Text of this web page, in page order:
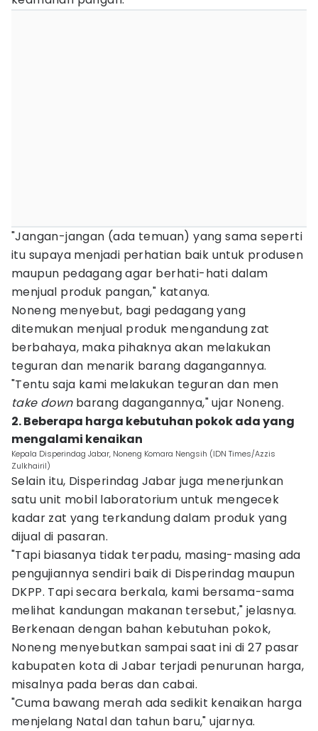
"Jangan-jangan (ada temuan) yang sama seperti
itu supaya menjadi perhatian baik untuk produsen
maupun pedagang agar berhati-hati dalam
menjual produk pangan," katanya.
Noneng menyebut, bagi pedagang yang
ditemukan menjual produk mengandung zat
berbahaya, maka pihaknya akan melakukan
teguran dan menarik barang dagangannya.
"Tentu saja kami melakukan teguran dan men
take downbarang dagangannya," ujar Noneng.
2. Beberapa harga kebutuhan pokok ada yang
mengalami kenaikan
Kepala Disperindag Jabar, Noneng Komara Nengsih (IDN Times/Azzis
Zulkhairil)
Selain itu, Disperindag Jabar juga menerjunkan
satu unit mobil laboratorium untuk mengecek
kadar zat yang terkandung dalam produk yang
dijual di pasaran.
"Tapi biasanya tidak terpadu, masing-masing ada
pengujiannya sendiri baik di Disperindag maupun
DKPP. Tapi secara berkala, kami bersama-sama
melihat kandungan makanan tersebut," jelasnya.
Berkenaan dengan bahan kebutuhan pokok,
Noneng menyebutkan sampai saat ini di 27 pasar
kabupaten kota di Jabar terjadi penurunan harga,
misalnya pada beras dan cabai.
"Cuma bawang merah ada sedikit kenaikan harga
menjelang Natal dan tahun baru," ujarnya.